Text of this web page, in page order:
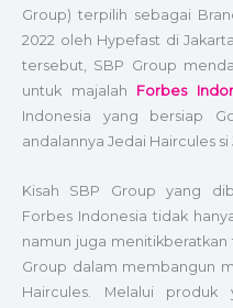
Group) terpilih sebagai
2022 oleh Hypefast di
tersebut, SBP Group
untuk majalah Forbes
Indonesia yang bersiap
andalannya Jedai Haircules
Kisah SBP Group yang
Forbes Indonesia tidak
namun juga
Group dalam membangun
Haircules. Melalui